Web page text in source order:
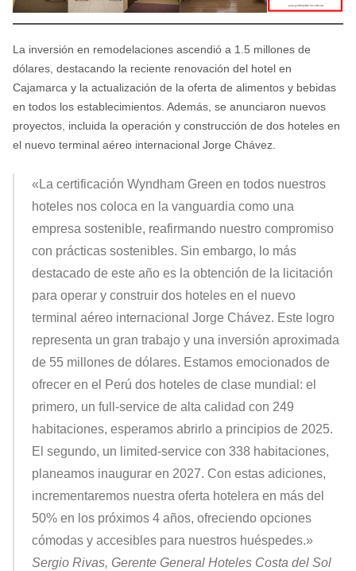
La inversión en remodelaciones ascendió a 1.5 millones de
dólares, destacando la reciente renovación del hotel en
Cajamarca y la actualización de la oferta de alimentos y bebidas
en todos los establecimientos. Además, se anunciaron nuevos
proyectos, incluida la operación y construcción de dos hoteles en
el nuevo terminal aéreo internacional Jorge Chávez.
«La certificación Wyndham Green en todos nuestros
hoteles nos coloca en la vanguardia como una
empresa sostenible, reafirmando nuestro compromiso
con prácticas sostenibles. Sin embargo, lo más
destacado de este año es la obtención de la licitación
para operar y construir dos hoteles en el nuevo
terminal aéreo internacional Jorge Chávez. Este logro
representa un gran trabajo y una inversión aproximada
de 55 millones de dólares. Estamos emocionados de
ofrecer en el Perú dos hoteles de clase mundial: el
primero, un full-service de alta calidad con 249
habitaciones, esperamos abrirlo a principios de 2025.
El segundo, un limited-service con 338 habitaciones,
planeamos inaugurar en 2027. Con estas adiciones,
incrementaremos nuestra oferta hotelera en más del
50% en los próximos 4 años, ofreciendo opciones
cómodas y accesibles para nuestros huéspedes.»
Sergio Rivas, Gerente General Hoteles Costa del Sol